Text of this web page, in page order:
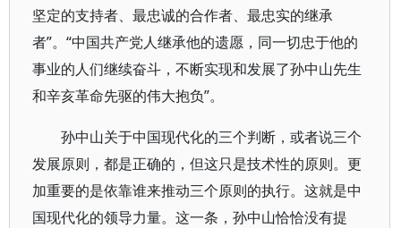
坚定的支持者、最忠诚的合作者、最忠实的继承
者”。“中国共产党人继承他的遗愿，同一切忠于他的
事业的人们继续奋斗，不断实现和发展了孙中山先生
和辛亥革命先驱的伟大抱负”。
孙中山关于中国现代化的三个判断，或者说三个
发展原则，都是正确的，但这只是技术性的原则。更
加重要的是依靠谁来推动三个原则的执行。这就是中
国现代化的领导力量。这一条，孙中山恰恰没有提